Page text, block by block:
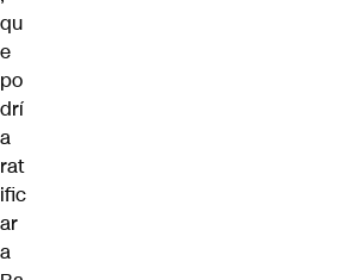
qu
e
po
drí
a
rat
ific
ar
a